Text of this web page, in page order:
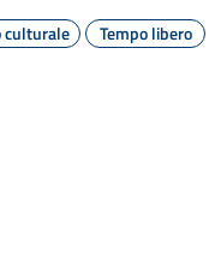
culturale
Tempo libero